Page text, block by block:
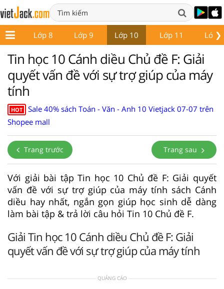
❯
7 Lớp 8 Lớp 9 Lớp 10 Lớp 11 Lớp
Tin học 10 Cánh diều Chủ đề F: Giải
quyết vấn đề với sự trợ giúp của máy
tính
HOT
Sale 40% sách Toán - Văn - Anh 10 Vietjack 07-07 trên
Shopee mall
Trang trước Trang sau
Với giải bài tập Tin học 10 Chủ đề F: Giải quyết
vấn đề với sự trợ giúp của máy tính sách Cánh
diều hay nhất, ngắn gọn giúp học sinh dễ dàng
làm bài tập & trả lời câu hỏi Tin 10 Chủ đề F.
Giải Tin học 10 Cánh diều Chủ đề F: Giải
quyết vấn đề với sự trợ giúp của máy tính
QUẢNG CÁO